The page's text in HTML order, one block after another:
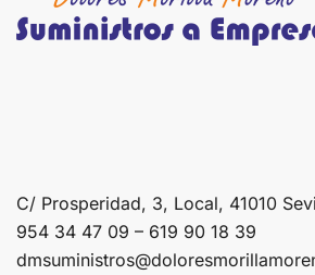
C/ Prosperidad, 3, Local, 41010
954 34 47 09 – 619 90 18 39